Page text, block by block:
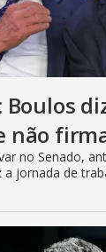
Boulos
não
no Senado,
a jornada de